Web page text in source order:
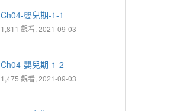
Ch04-嬰兒期-1-1
1,811 觀看, 2021-09-03
Ch04-嬰兒期-1-2
1,475 觀看, 2021-09-03